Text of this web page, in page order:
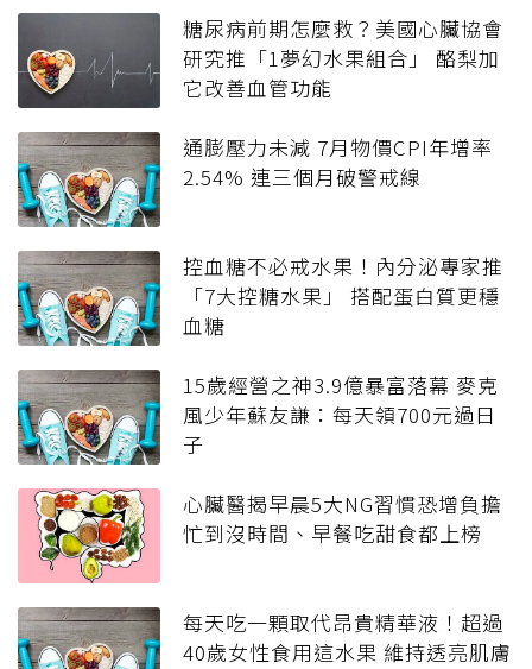
糖尿病前期怎麼救？美國心臟協會
研究推「1夢幻水果組合」 酪梨加
它改善血管功能
通膨壓力未減 7月物價CPI年增率
2.54% 連三個月破警戒線
控血糖不必戒水果！內分泌專家推
「7大控糖水果」 搭配蛋白質更穩
血糖
15歲經營之神3.9億暴富落幕 麥克
風少年蘇友謙：每天領700元過日
子
心臟醫揭早晨5大NG習慣恐增負擔
忙到沒時間、早餐吃甜食都上榜
每天吃一顆取代昂貴精華液！超過
40歲女性食用這水果 維持透亮肌膚